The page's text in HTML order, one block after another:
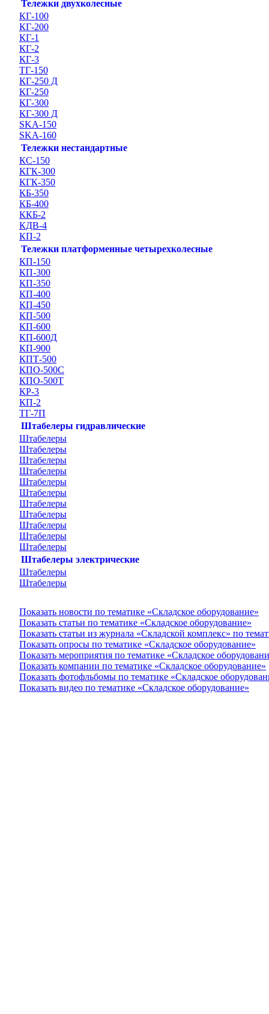
Тележки двухколесные
КГ-100
КГ-200
КГ-1
КГ-2
КГ-3
ТГ-150
КГ-250 Д
КГ-250
КГ-300
КГ-300 Д
SKA-150
SKA-160
Тележки нестандартные
КС-150
КГК-300
КГК-350
КБ-350
КБ-400
ККБ-2
КДВ-4
КП-2
Тележки платформенные четырехколесные
КП-150
КП-300
КП-350
КП-400
КП-450
КП-500
КП-600
КП-600Д
КП-900
КПТ-500
КПО-500С
КПО-500Т
КР-3
КП-2
ТГ-7П
Штабелеры гидравлические
Штабелеры
Штабелеры
Штабелеры
Штабелеры
Штабелеры
Штабелеры
Штабелеры
Штабелеры
Штабелеры
Штабелеры
Штабелеры
Штабелеры электрические
Штабелеры
Штабелеры
Показать новости по тематике «Складское оборудование»
Показать статьи по тематике «Складское оборудование»
Показать статьи из журнала «Складской комплекс» по
Показать опросы по тематике «Складское оборудование»
Показать мероприятия по тематике «Складское
Показать компании по тематике «Складское оборудование»
Показать фотофльбомы по тематике «Складское
Показать видео по тематике «Складское оборудование»